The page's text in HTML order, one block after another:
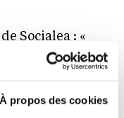
À propos des cookies
Socialea : «
nouvelle étape
fiers de notre
et, en